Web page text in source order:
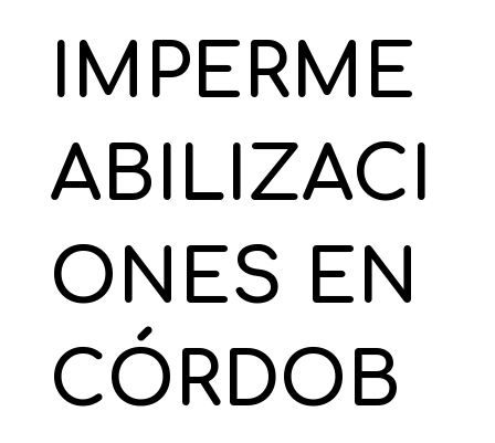
IMPERME
ABILIZACI
ONES EN
CÓRDOB